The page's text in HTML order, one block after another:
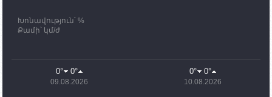
11:03
ՄԱԿ-ի առաքելությունը շատ, շատ, շատ օգտակար
Ադրբեջանի փոխվարչապետն այսօր կմեկնի
Ստեփանակերտ
Խոնավություն՝ %
Քամի՝ կմ/ժ
0° 0°
09.08.2026
0° 0°
10.08.2026